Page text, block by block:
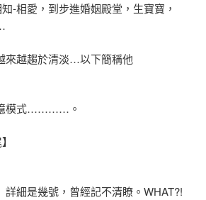
相愛，到步進婚姻殿堂，生寶寶，
越趨於清淡…以下簡稱他
模式…………。
詳細是幾號，曾經記不清瞭。WHAT?!